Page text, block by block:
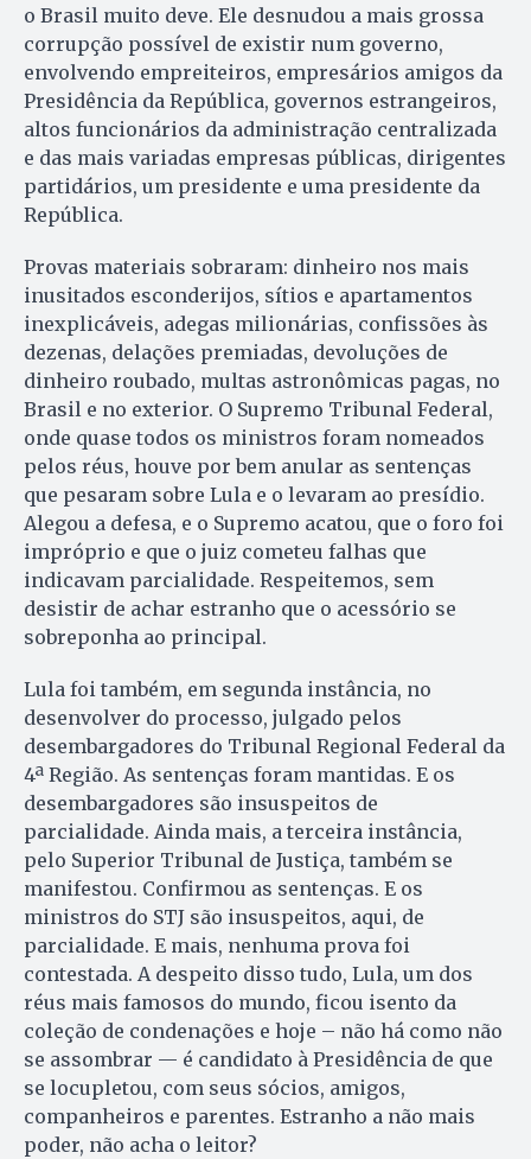
o Brasil muito deve. Ele desnudou a mais grossa
corrupção possível de existir num governo,
envolvendo empreiteiros, empresários amigos da
Presidência da República, governos estrangeiros,
altos funcionários da administração centralizada
e das mais variadas empresas públicas, dirigentes
partidários, um presidente e uma presidente da
República.
Provas materiais sobraram: dinheiro nos mais
inusitados esconderijos, sítios e apartamentos
inexplicáveis, adegas milionárias, confissões às
dezenas, delações premiadas, devoluções de
dinheiro roubado, multas astronômicas pagas, no
Brasil e no exterior. O Supremo Tribunal Federal,
onde quase todos os ministros foram nomeados
pelos réus, houve por bem anular as sentenças
que pesaram sobre Lula e o levaram ao presídio.
Alegou a defesa, e o Supremo acatou, que o foro foi
impróprio e que o juiz cometeu falhas que
indicavam parcialidade. Respeitemos, sem
desistir de achar estranho que o acessório se
sobreponha ao principal.
Lula foi também, em segunda instância, no
desenvolver do processo, julgado pelos
desembargadores do Tribunal Regional Federal da
4ª Região. As sentenças foram mantidas. E os
desembargadores são insuspeitos de
parcialidade. Ainda mais, a terceira instância,
pelo Superior Tribunal de Justiça, também se
manifestou. Confirmou as sentenças. E os
ministros do STJ são insuspeitos, aqui, de
parcialidade. E mais, nenhuma prova foi
contestada. A despeito disso tudo, Lula, um dos
réus mais famosos do mundo, ficou isento da
coleção de condenações e hoje – não há como não
se assombrar — é candidato à Presidência de que
se locupletou, com seus sócios, amigos,
companheiros e parentes. Estranho a não mais
poder, não acha o leitor?